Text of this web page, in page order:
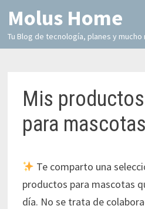
Molus Home
Tu Blog de tecnología, planes y mucho
Mis
para mascotas
Te comparto una
productos para mascotas
día. No se trata de